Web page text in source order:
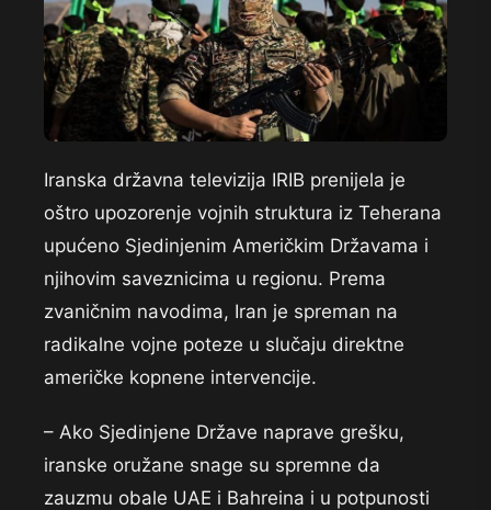
Iranska državna televizija IRIB prenijela je
oštro upozorenje vojnih struktura iz Teherana
upućeno Sjedinjenim Američkim Državama i
njihovim saveznicima u regionu. Prema
zvaničnim navodima, Iran je spreman na
radikalne vojne poteze u slučaju direktne
američke kopnene intervencije.
– Ako Sjedinjene Države naprave grešku,
iranske oružane snage su spremne da
zauzmu obale UAE i Bahreina i u potpunosti